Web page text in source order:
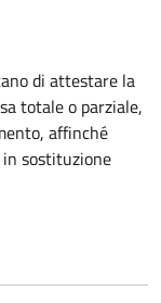
di attestare la
totale o parziale,
affinché
sostituzione